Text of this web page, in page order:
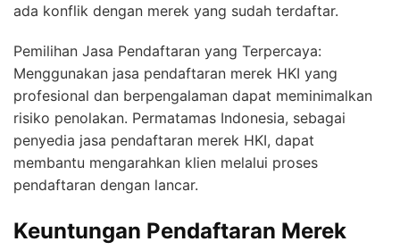
ada konflik dengan merek yang sudah terdaftar.
Pemilihan Jasa Pendaftaran yang Terpercaya:
Menggunakan jasa pendaftaran merek HKI yang
profesional dan berpengalaman dapat meminimalkan
risiko penolakan. Permatamas Indonesia, sebagai
penyedia jasa pendaftaran merek HKI, dapat
membantu mengarahkan klien melalui proses
pendaftaran dengan lancar.
Keuntungan Pendaftaran Merek